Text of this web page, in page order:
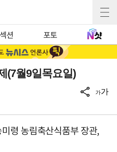
섹션 포토
(7월9일목요일)
가가
령 농림축산식품부 장관,